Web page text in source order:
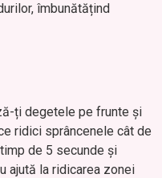
îmbunătățind
ți degetele pe frunte și
ridici sprâncenele cât de
de 5 secunde și
ajută la ridicarea zonei